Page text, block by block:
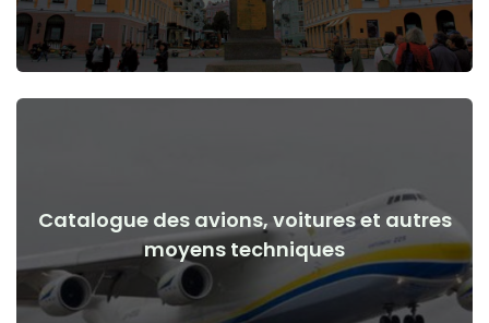
Catalogue des avions, voitures et autres
moyens techniques
Avions, voitures, moyens techniques avant et après le début
de la guerre
Voir les détails